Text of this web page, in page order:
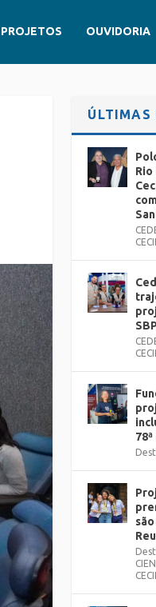
PROJETOS OUVIDORIA
ÚLTIMAS
Rio